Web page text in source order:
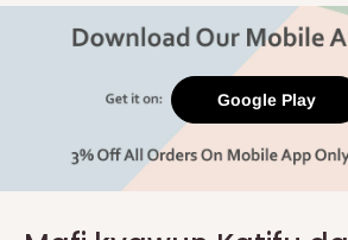
Google Play